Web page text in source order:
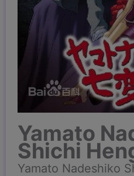
Yamato
Shichi
Yamato Nadeshiko